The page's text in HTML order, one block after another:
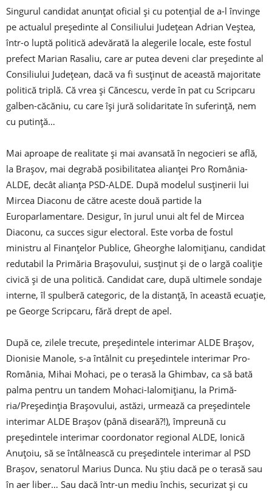
Singurul candidat anunţat oficial şi cu potenţial de a-l învinge
pe actualul pre­şedinte al Consiliului Judeţean Adrian Veştea,
într-o luptă politică adevărată la alegerile locale, este fostul
prefect Marian Rasaliu, care ar putea deveni clar preşedinte al
Consiliului Judeţean, dacă va fi susţinut de această majoritate
politică triplă. Că vrea şi Căncescu, verde în pat cu Scripcaru
galben-căcăniu, cu care îşi jură solidaritate în suferinţă, nem
cu putinţă…
Mai aproape de realitate şi mai avansată în negocieri se află,
la Braşov, mai degrabă posibilitatea alianţei Pro România-
ALDE, decât alianţa PSD-ALDE. După modelul susţinerii lui
Mircea Diaconu de către aceste două partide la
Europarlamentare. Desigur, în jurul unui alt fel de Mircea
Diaconu, ca succes sigur electoral. Este vorba de fostul
ministru al Finanţelor Publice, Gheorghe Ialomiţianu, candidat
redutabil la Primăria Braşovului, susţinut şi de o largă coaliţie
civică şi de una politică. Candidat care, după ultimele sondaje
interne, îl spulberă categoric, de la distanţă, în această ecuaţie,
pe George Scripcaru, fără drept de apel.
După ce, zilele trecute, preşedintele interimar ALDE Braşov,
Dionisie Manole, s-a întâlnit cu preşedintele interimar Pro-
România, Mihai Mohaci, pe o terasă la Ghimbav, ca să bată
palma pentru un tandem Mohaci-Ialomiţianu, la Primă­
ria/Preşedinţia Braşovului, astăzi, urmează ca preşedintele
interimar ALDE Braşov (până diseară?!), împreună cu
preşedintele interimar coordonator regional ALDE, Ionică
Anuţoiu, să se întâlnească cu preşedintele interimar al PSD
Braşov, senatorul Marius Dunca. Nu ştiu dacă pe o terasă sau
în aer liber… Sau dacă într-un mediu închis, securizat şi cu